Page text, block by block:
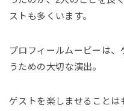
ストも多くいます。
プロフィールムービーは、
うための大切な演出。
ゲストを楽しませることは